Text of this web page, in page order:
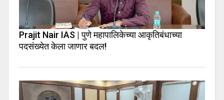
Prajit Nair IAS | पुणे महापालिकेच्या आकृतिबंधाच्या
पदसंख्येत केला जाणार बदल!